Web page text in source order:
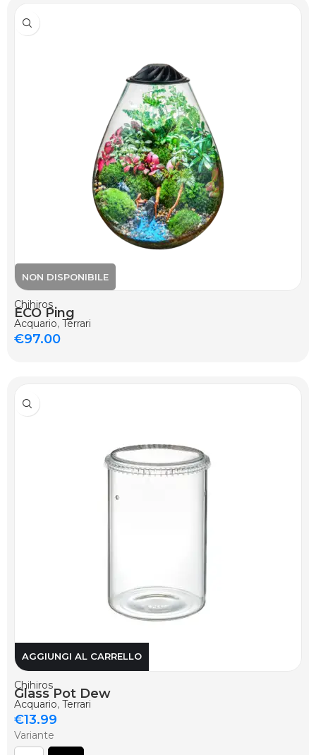
Chihiros
ECO Ping
Acquario, Terrari
€97.00
AGGIUNGI AL CARRELLO
Chihiros
Glass Pot Dew
Acquario, Terrari
€13.99
Variante